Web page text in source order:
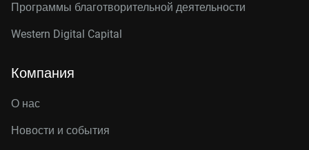
Программы благотворительной деятельности
Western Digital Capital
Компания
О нас
Новости и события